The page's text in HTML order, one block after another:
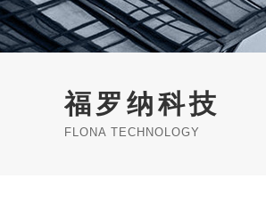
福罗纳科技
FLONA TECHNOLOGY